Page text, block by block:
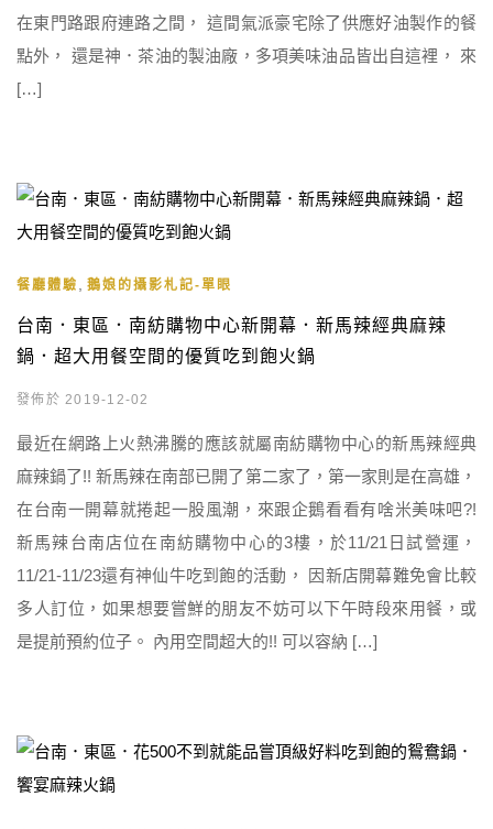
在東門路跟府連路之間， 這間氣派豪宅除了供應好油製作的餐
點外， 還是神．茶油的製油廠，多項美味油品皆出自這裡， 來
[…]
餐廳體驗 鵝娘的攝影札記-單眼
台南．東區．南紡購物中心新開幕．新馬辣經典麻辣
鍋．超大用餐空間的優質吃到飽火鍋
發佈於 2019-12-02
最近在網路上火熱沸騰的應該就屬南紡購物中心的新馬辣經典
麻辣鍋了!! 新馬辣在南部已開了第二家了，第一家則是在高雄，
在台南一開幕就捲起一股風潮，來跟企鵝看看有啥米美味吧?!
新馬辣台南店位在南紡購物中心的3樓，於11/21日試營運，
11/21-11/23還有神仙牛吃到飽的活動， 因新店開幕難免會比較
多人訂位，如果想要嘗鮮的朋友不妨可以下午時段來用餐，或
是提前預約位子。 內用空間超大的!! 可以容納 […]